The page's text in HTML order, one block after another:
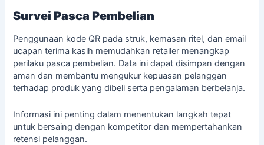
Survei Pasca Pembelian
Penggunaan kode QR pada struk, kemasan ritel, dan email
ucapan terima kasih memudahkan retailer menangkap
perilaku pasca pembelian. Data ini dapat disimpan dengan
aman dan membantu mengukur kepuasan pelanggan
terhadap produk yang dibeli serta pengalaman berbelanja.
Informasi ini penting dalam menentukan langkah tepat
untuk bersaing dengan kompetitor dan mempertahankan
retensi pelanggan.